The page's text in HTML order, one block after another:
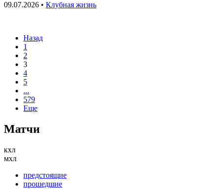
09.07.2026 • Клубная жизнь
Назад
1
2
3
4
5
...
579
Еще
Матчи
кхл
мхл
предстоящие
прошедшие